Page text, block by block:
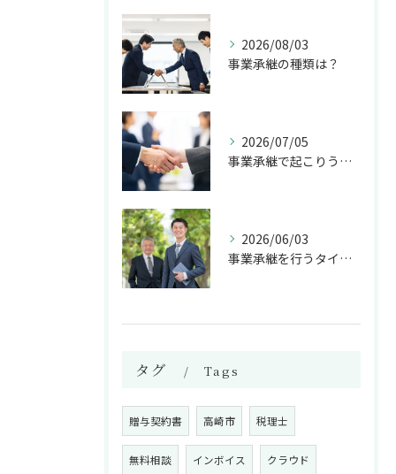
2026/08/03
事業承継の種類は？
2026/07/05
事業承継で起こりうるトラブルとは
2026/06/03
事業承継を行うタイミングは？
タグ Tags
贈与契約書 高崎市 税理士
無料相談 インボイス クラウド